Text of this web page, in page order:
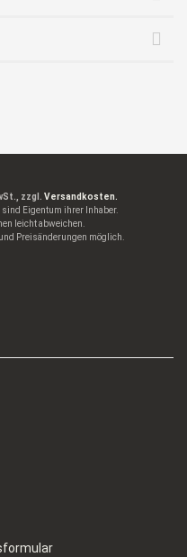
zzgl. Versandkosten.
sind Eigentum ihrer Inhaber.
leicht abweichen.
Preisänderungen möglich.